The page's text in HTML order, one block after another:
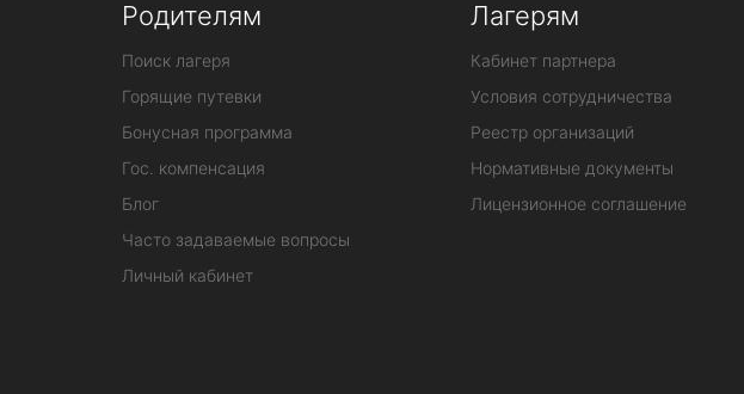
Родителям
Поиск лагеря
Горящие путевки
Бонусная программа
Гос. компенсация
Блог
Часто задаваемые вопросы
Личный кабинет
Лагерям
Кабинет партнера
Условия сотрудничества
Реестр организаций
Нормативные документы
Лицензионное соглашение